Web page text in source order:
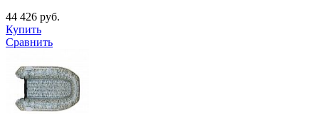
44 426 руб.
Купить
Сравнить